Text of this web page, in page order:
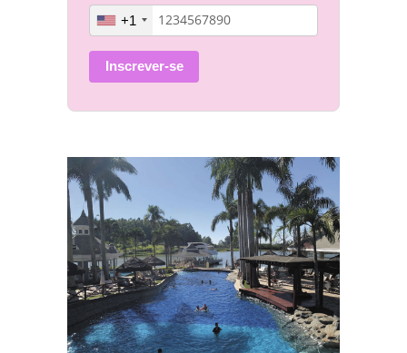
+1
Inscrever-se